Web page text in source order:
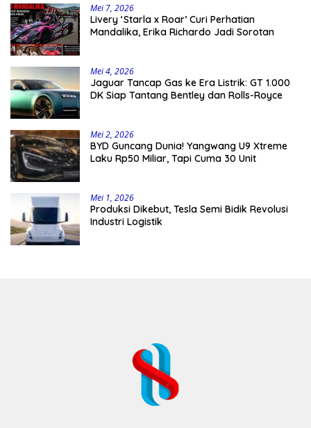
Mei 7, 2026
Livery ‘Starla x Roar’ Curi Perhatian
Mandalika, Erika Richardo Jadi Sorotan
Mei 4, 2026
Jaguar Tancap Gas ke Era Listrik: GT 1.000
DK Siap Tantang Bentley dan Rolls-Royce
Mei 2, 2026
BYD Guncang Dunia! Yangwang U9 Xtreme
Laku Rp50 Miliar, Tapi Cuma 30 Unit
Mei 1, 2026
Produksi Dikebut, Tesla Semi Bidik Revolusi
Industri Logistik